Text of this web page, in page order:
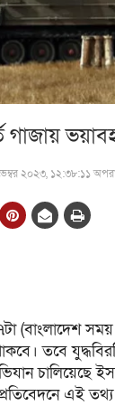
২০২৩, ১২:৩৮:১১
(বাংলাদেশ
তবে
এই